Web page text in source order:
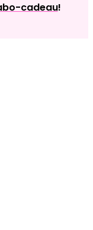
cadeau!